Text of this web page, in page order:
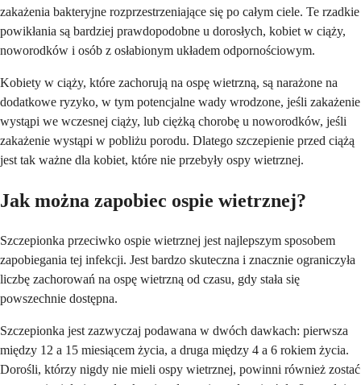
zakażenia bakteryjne rozprzestrzeniające się po całym ciele. Te rzadkie
powikłania są bardziej prawdopodobne u dorosłych, kobiet w ciąży,
noworodków i osób z osłabionym układem odpornościowym.
Kobiety w ciąży, które zachorują na ospę wietrzną, są narażone na
dodatkowe ryzyko, w tym potencjalne wady wrodzone, jeśli zakażenie
wystąpi we wczesnej ciąży, lub ciężką chorobę u noworodków, jeśli
zakażenie wystąpi w pobliżu porodu. Dlatego szczepienie przed ciążą
jest tak ważne dla kobiet, które nie przebyły ospy wietrznej.
Jak można zapobiec ospie wietrznej?
Szczepionka przeciwko ospie wietrznej jest najlepszym sposobem
zapobiegania tej infekcji. Jest bardzo skuteczna i znacznie ograniczyła
liczbę zachorowań na ospę wietrzną od czasu, gdy stała się
powszechnie dostępna.
Szczepionka jest zazwyczaj podawana w dwóch dawkach: pierwsza
między 12 a 15 miesiącem życia, a druga między 4 a 6 rokiem życia.
Dorośli, którzy nigdy nie mieli ospy wietrznej, powinni również zostać